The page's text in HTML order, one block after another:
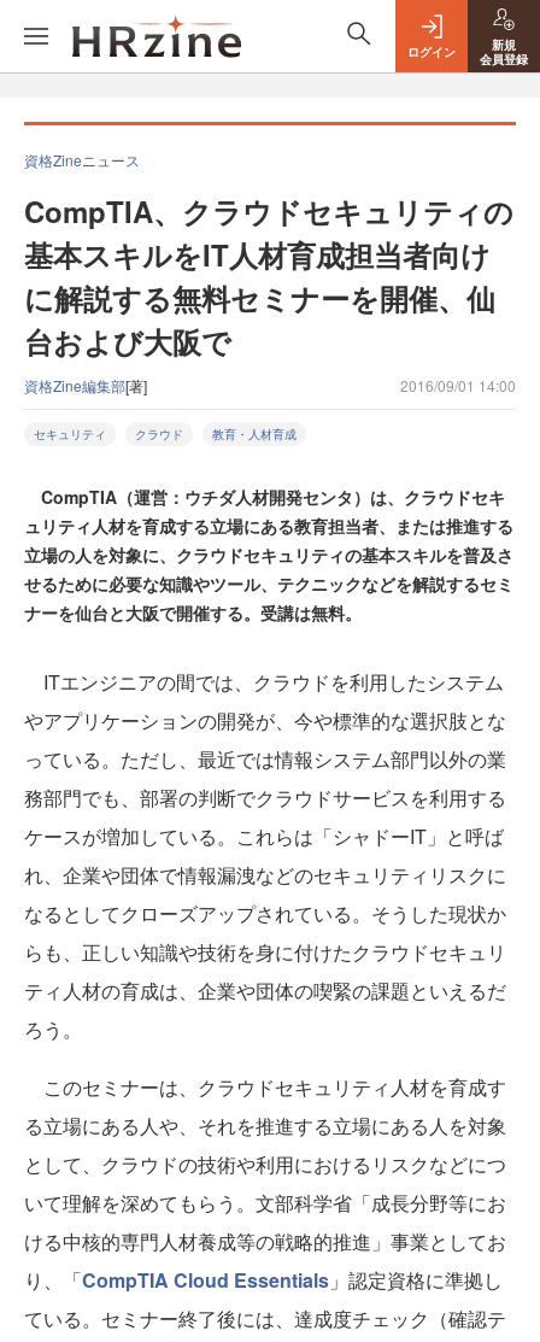
ログイン
新規
会員登録
資格Zineニュース
CompTIA、クラウドセキュリティの
基本スキルをIT人材育成担当者向け
に解説する無料セミナーを開催、仙
台および大阪で
資格Zine編集部[著] 2016/09/01 14:00
セキュリティ クラウド 教育・人材育成
CompTIA（運営：ウチダ人材開発センタ）は、クラウドセキ
ュリティ人材を育成する立場にある教育担当者、または推進する
立場の人を対象に、クラウドセキュリティの基本スキルを普及さ
せるために必要な知識やツール、テクニックなどを解説するセミ
ナーを仙台と大阪で開催する。受講は無料。
ITエンジニアの間では、クラウドを利用したシステム
やアプリケーションの開発が、今や標準的な選択肢とな
っている。ただし、最近では情報システム部門以外の業
務部門でも、部署の判断でクラウドサービスを利用する
ケースが増加している。これらは「シャドーIT」と呼ば
れ、企業や団体で情報漏洩などのセキュリティリスクに
なるとしてクローズアップされている。そうした現状か
らも、正しい知識や技術を身に付けたクラウドセキュリ
ティ人材の育成は、企業や団体の喫緊の課題といえるだ
ろう。
このセミナーは、クラウドセキュリティ人材を育成す
る立場にある人や、それを推進する立場にある人を対象
として、クラウドの技術や利用におけるリスクなどにつ
いて理解を深めてもらう。文部科学省「成長分野等にお
ける中核的専門人材養成等の戦略的推進」事業としてお
り、「CompTIA Cloud Essentials 」認定資格に準拠し
ている。セミナー終了後には、達成度チェック（確認テ